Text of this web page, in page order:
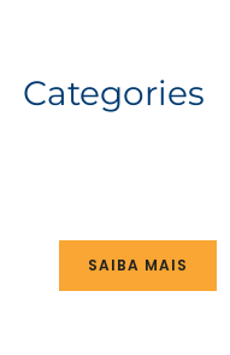
Categories
SAIBA MAIS